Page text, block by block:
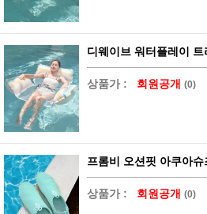
디웨이브 워터플레이
상품가 : 회원공개 (0)
프롬비 오션핏 아쿠아슈
상품가 : 회원공개 (0)